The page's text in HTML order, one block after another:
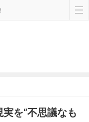
を“不思議なも